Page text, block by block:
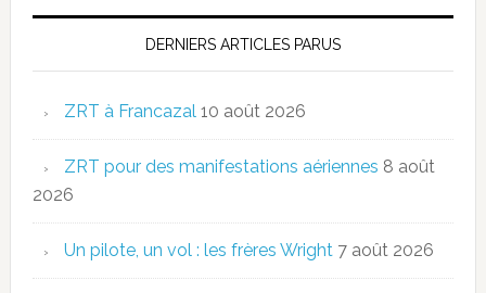
DERNIERS ARTICLES PARUS
ZRT à Francazal 10 août 2026
ZRT pour des manifestations aériennes 8 août
2026
Un pilote, un vol : les frères Wright 7 août 2026